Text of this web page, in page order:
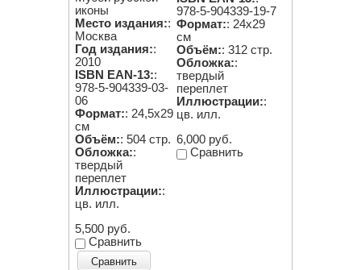
иконы
Место издания::
Москва
Год издания::
2010
ISBN EAN-13::
978-5-904339-03-
06
Формат:: 24,5х29
см
Объём:: 504 стр.
Обложка::
твердый
переплет
Иллюстрации::
цв. илл.
5,500 руб.
Сравнить
978-5-904339-19-7
Формат:: 24х29
см
Объём:: 312 стр.
Обложка::
твердый
переплет
Иллюстрации::
цв. илл.
6,000 руб.
Сравнить
Сравнить